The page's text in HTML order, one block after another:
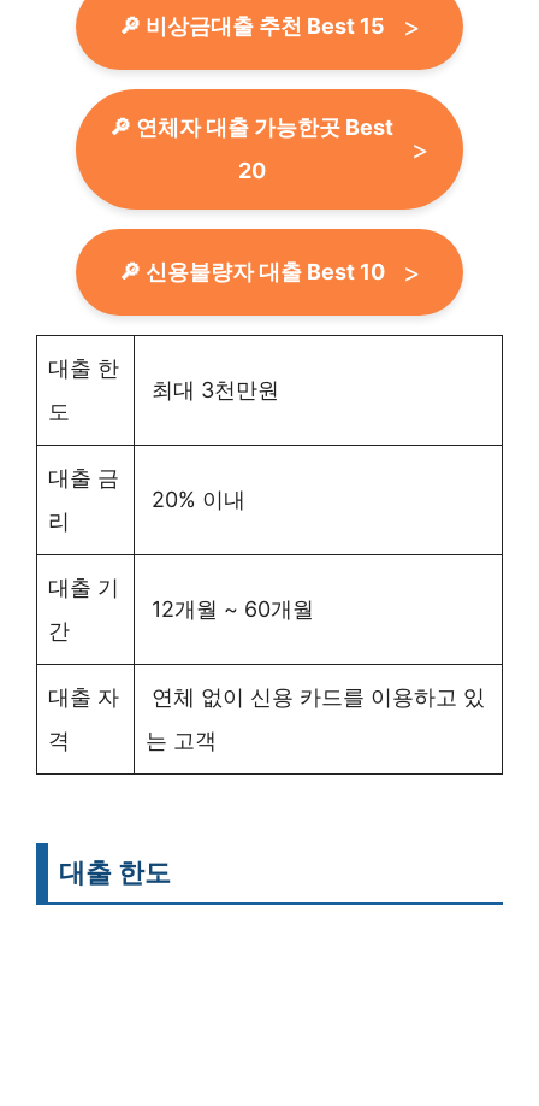
🔎 비상금대출 추천 Best 15
🔎 연체자 대출 가능한곳 Best
20
🔎 신용불량자 대출 Best 10
대출 한
도
최대 3천만원
대출 금
리
20% 이내
대출 기
간
12개월 ~ 60개월
대출 자
격
연체 없이 신용 카드를 이용하고 있
는 고객
대출 한도